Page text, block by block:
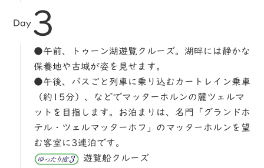
Day 3
●午前、トゥーン湖遊覧クルーズ。湖畔には静かな
保養地や古城が姿を見せます。
●午後、バスごと列車に乗り込むカートレイン乗車
（約15分）、などでマッターホルンの麓ツェルマ
ットを目指します。お泊まりは、名門「グランドホ
テル・ツェルマッターホフ」のマッターホルンを望
む客室に3連泊です。
遊覧船クルーズ